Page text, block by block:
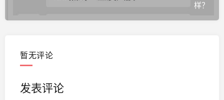
样？
暂无评论
发表评论